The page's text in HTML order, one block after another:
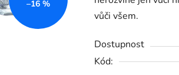
vůči všem.
Dostupnost
Kód:
–16 %